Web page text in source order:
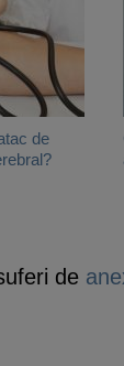
de
de